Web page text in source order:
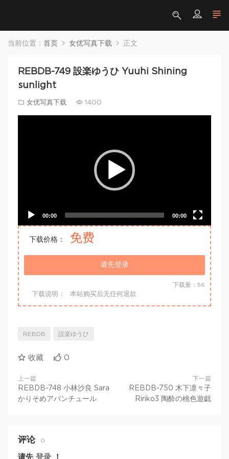
当前位置： 首页 女优写真下载 正文
REBDB-749 設楽ゆうひ Yuuhi Shining
sunlight
女优写真下载 1400
00:00 00:00
下载价格： 免费
请先登录
下载量：56
下载说明： 本站购买后无任何退款
REBDB 設楽ゆうひ
收藏 0
上一篇
REBDB-748 小林沙良 Sara
かりそめアバンチュール
下一篇
REBDB-750 木下凛々子
Ririko3 陶酔の桃色遊戯
评论 0
请先 登录 ！